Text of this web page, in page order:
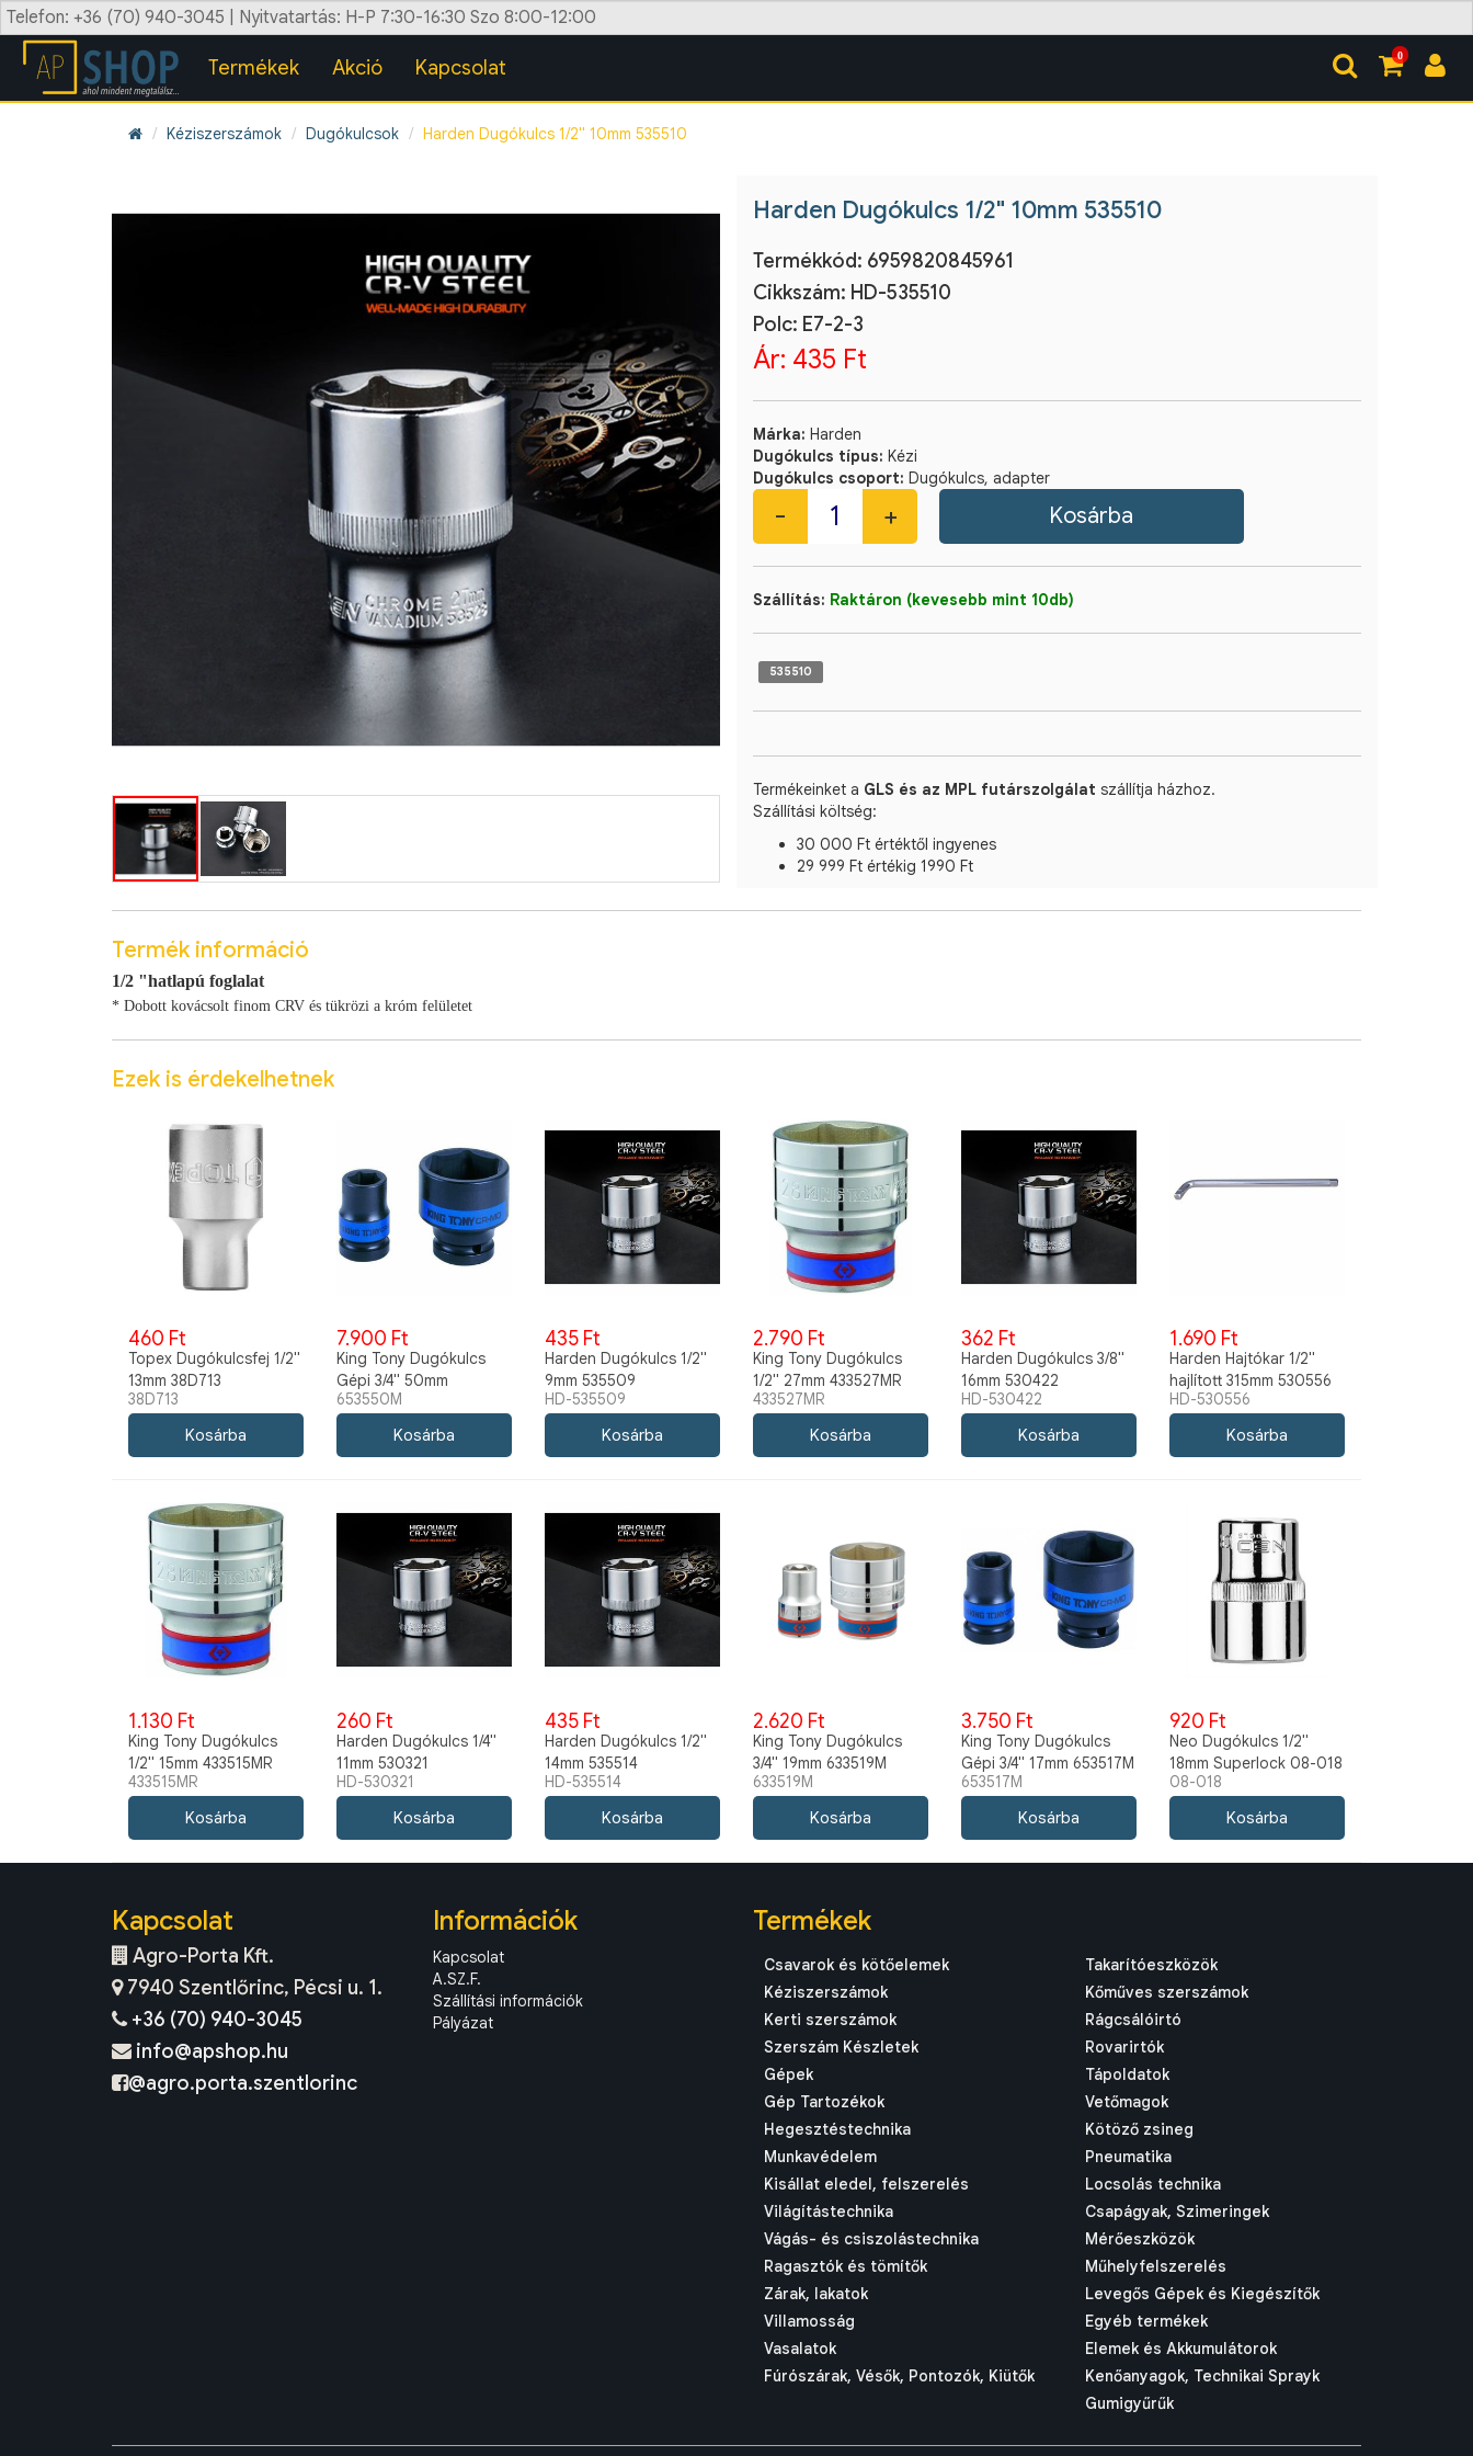
Telefon: +36 (70) 940-3045 | Nyitvatartás: H-P 7:30-16:30 Szo 8:00-12:00
0
Termékek Akció Kapcsolat
Kéziszerszámok Dugókulcsok Harden Dugókulcs 1/2" 10mm 535510
Harden Dugókulcs 1/2" 10mm 535510
Termékkód: 6959820845961
Cikkszám: HD-535510
Polc: E7-2-3
Ár: 435 Ft
Márka: Harden
Dugókulcs típus: Kézi
Dugókulcs csoport: Dugókulcs, adapter
Szállítás: Raktáron (kevesebb mint 10db)
535510
Termékeinket a GLS és az MPL futárszolgálat szállítja házhoz.
Szállítási költség:
30 000 Ft értéktől ingyenes
29 999 Ft értékig 1990 Ft
Termék információ
1/2 "hatlapú foglalat
* Dobott kovácsolt finom CRV és tükrözi a króm felületet
Ezek is érdekelhetnek
460 Ft
Topex Dugókulcsfej 1/2"
13mm 38D713
38D713
7.900 Ft
King Tony Dugókulcs
Gépi 3/4" 50mm
653550M
653550M
435 Ft
Harden Dugókulcs 1/2"
9mm 535509
HD-535509
2.790 Ft
King Tony Dugókulcs
1/2" 27mm 433527MR
433527MR
362 Ft
Harden Dugókulcs 3/8"
16mm 530422
HD-530422
1.690 Ft
Harden Hajtókar 1/2"
hajlított 315mm 530556
HD-530556
1.130 Ft
King Tony Dugókulcs
1/2" 15mm 433515MR
433515MR
260 Ft
Harden Dugókulcs 1/4"
11mm 530321
HD-530321
435 Ft
Harden Dugókulcs 1/2"
14mm 535514
HD-535514
2.620 Ft
King Tony Dugókulcs
3/4" 19mm 633519M
633519M
3.750 Ft
King Tony Dugókulcs
Gépi 3/4" 17mm 653517M
653517M
920 Ft
Neo Dugókulcs 1/2"
18mm Superlock 08-018
08-018
Kapcsolat
Agro-Porta Kft.
7940 Szentlőrinc, Pécsi u. 1.
+36 (70) 940-3045
info@apshop.hu
@agro.porta.szentlorinc
Információk
Kapcsolat
A.SZ.F.
Szállítási információk
Pályázat
Termékek
Csavarok és kötőelemek
Kéziszerszámok
Kerti szerszámok
Szerszám Készletek
Gépek
Gép Tartozékok
Hegesztéstechnika
Munkavédelem
Kisállat eledel, felszerelés
Világítástechnika
Vágás- és csiszolástechnika
Ragasztók és tömítők
Zárak, lakatok
Villamosság
Vasalatok
Fúrószárak, Vésők, Pontozók, Kiütők
Takarítóeszközök
Kőműves szerszámok
Rágcsálóirtó
Rovarirtók
Tápoldatok
Vetőmagok
Kötöző zsineg
Pneumatika
Locsolás technika
Csapágyak, Szimeringek
Mérőeszközök
Műhelyfelszerelés
Levegős Gépek és Kiegészítők
Egyéb termékek
Elemek és Akkumulátorok
Kenőanyagok, Technikai Sprayk
Gumigyűrűk